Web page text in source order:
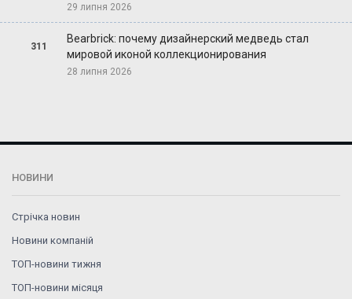
29 липня 2026
311
Bearbrick: почему дизайнерский медведь стал
мировой иконой коллекционирования
28 липня 2026
НОВИНИ
Стрічка новин
Новини компаній
ТОП-новини тижня
ТОП-новини місяця